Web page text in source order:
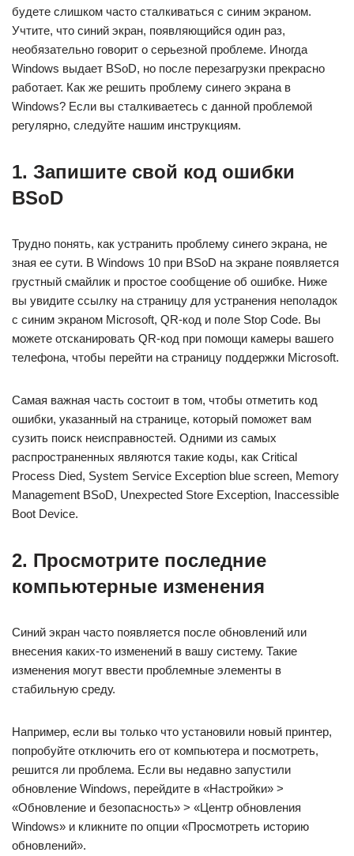
будете слишком часто сталкиваться с синим экраном.
Учтите, что синий экран, появляющийся один раз,
необязательно говорит о серьезной проблеме. Иногда
Windows выдает BSoD, но после перезагрузки прекрасно
работает. Как же решить проблему синего экрана в
Windows? Если вы сталкиваетесь с данной проблемой
регулярно, следуйте нашим инструкциям.
1. Запишите свой код ошибки
BSoD
Трудно понять, как устранить проблему синего экрана, не
зная ее сути. В Windows 10 при BSoD на экране появляется
грустный смайлик и простое сообщение об ошибке. Ниже
вы увидите ссылку на страницу для устранения неполадок
с синим экраном Microsoft, QR-код и поле Stop Code. Вы
можете отсканировать QR-код при помощи камеры вашего
телефона, чтобы перейти на страницу поддержки Microsoft.
Самая важная часть состоит в том, чтобы отметить код
ошибки, указанный на странице, который поможет вам
сузить поиск неисправностей. Одними из самых
распространенных являются такие коды, как Critical
Process Died, System Service Exception blue screen, Memory
Management BSoD, Unexpected Store Exception, Inaccessible
Boot Device.
2. Просмотрите последние
компьютерные изменения
Синий экран часто появляется после обновлений или
внесения каких-то изменений в вашу систему. Такие
изменения могут ввести проблемные элементы в
стабильную среду.
Например, если вы только что установили новый принтер,
попробуйте отключить его от компьютера и посмотреть,
решится ли проблема. Если вы недавно запустили
обновление Windows, перейдите в «Настройки» >
«Обновление и безопасность» > «Центр обновления
Windows» и кликните по опции «Просмотреть историю
обновлений».